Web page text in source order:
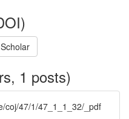
1 posts)
coj/47/1/47_1_1_32/_pdf